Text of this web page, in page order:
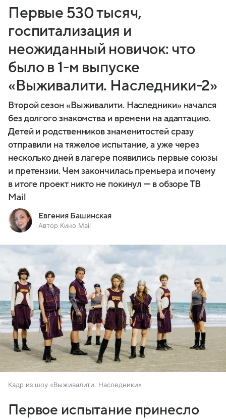
Первые 530 тысяч,
госпитализация и
неожиданный новичок: что
было в 1-м выпуске
«Выживалити. Наследники-2»
Второй сезон «Выживалити. Наследники» начался
без долгого знакомства и времени на адаптацию.
Детей и родственников знаменитостей сразу
отправили на тяжелое испытание, а уже через
несколько дней в лагере появились первые союзы
и претензии. Чем закончилась премьера и почему
в итоге проект никто не покинул — в обзоре ТВ
Mail
Евгения Башинская
Автор Кино Mail
Кадр из шоу «Выживалити. Наследники»
Первое испытание принесло